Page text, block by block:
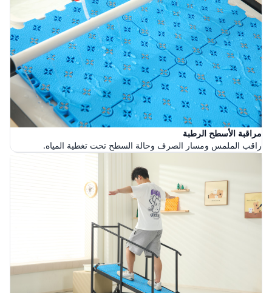
مراقبة الأسطح الرطبة
راقب الملمس ومسار الصرف وحالة السطح تحت تغطية المياه.